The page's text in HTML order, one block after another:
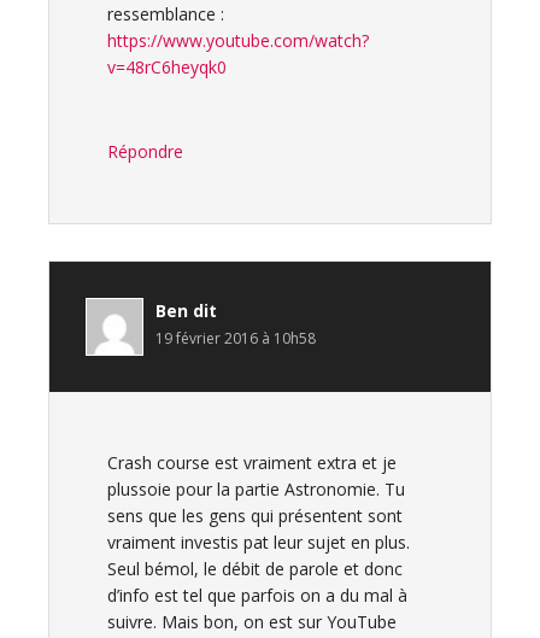
ressemblance :
https://www.youtube.com/watch?
v=48rC6heyqk0
Répondre
Ben dit
19 février 2016 à 10h58
Crash course est vraiment extra et je
plussoie pour la partie Astronomie. Tu
sens que les gens qui présentent sont
vraiment investis pat leur sujet en plus.
Seul bémol, le débit de parole et donc
d’info est tel que parfois on a du mal à
suivre. Mais bon, on est sur YouTube